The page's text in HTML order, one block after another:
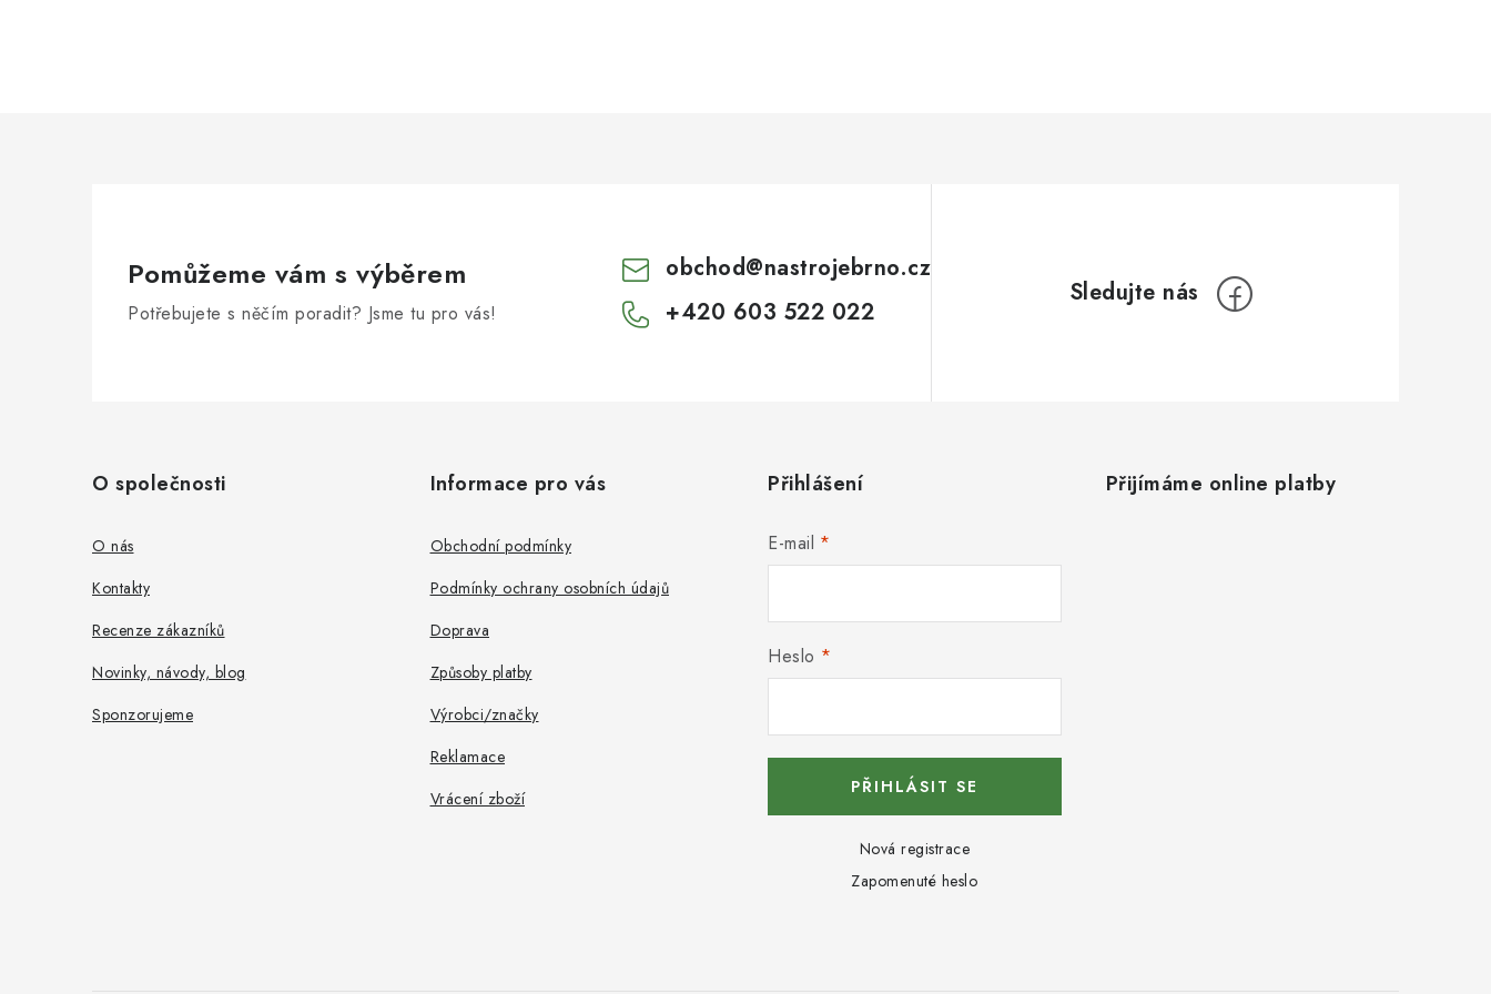
Pomůžeme vám s výběrem
Potřebujete s něčím poradit? Jsme tu pro vás!
obchod@nastrojebrno.cz
+420 603 522 022
O společnosti
O nás
Kontakty
Recenze zákazníků
Novinky, návody, blog
Sponzorujeme
Informace pro vás
Obchodní podmínky
Podmínky ochrany osobních údajů
Doprava
Způsoby platby
Výrobci/značky
Reklamace
Vrácení zboží
Přihlášení
E-mail
Heslo
PŘIHLÁSIT SE
Nová registrace
Zapomenuté heslo
Přijímáme online platby